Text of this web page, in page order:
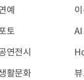
예
토
연전시
활문화